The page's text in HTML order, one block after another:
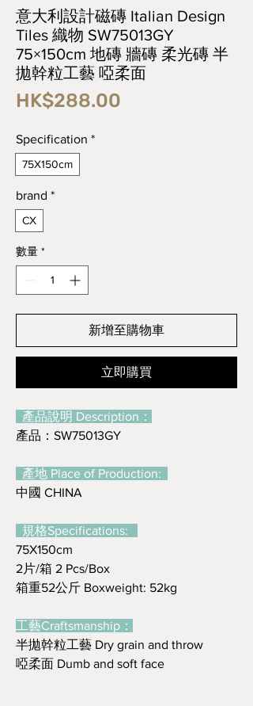
意大利設計磁磚 Italian Design
Tiles 織物 SW75013GY
75×150cm 地磚 牆磚 柔光磚 半
拋幹粒工藝 啞柔面
HK$288.00
Specification *
75X150cm
brand *
CX
數量 *
新增至購物車
立即購買
產品說明 Description：
產品：SW75013GY
產地 Place of Production:
中國 CHINA
規格Specifications:
75X150cm
2片/箱 2 Pcs/Box
箱重52公斤 Boxweight: 52kg
工藝Craftsmanship：
半拋幹粒工藝 Dry grain and throw
啞柔面 Dumb and soft face